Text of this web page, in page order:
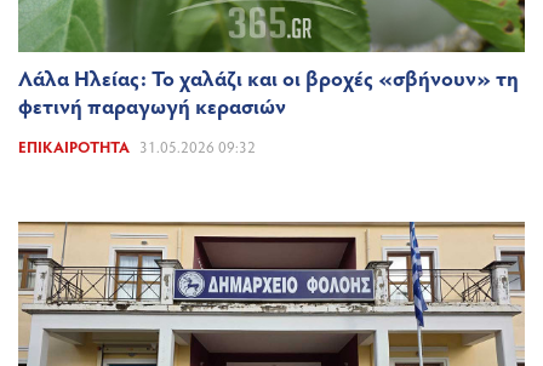
Λάλα Ηλείας: Το χαλάζι και οι βροχές «σβήνουν» τη
φετινή παραγωγή κερασιών
ΕΠΙΚΑΙΡΌΤΗΤΑ 31.05.2026 09:32